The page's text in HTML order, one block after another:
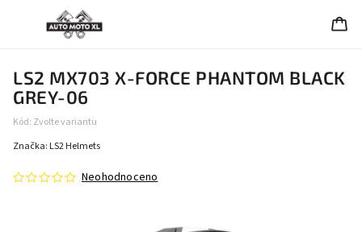
LS2 MX703 X-FORCE PHANTOM BLACK
GREY-06
Kód: Zvolte variantu
Neohodnoceno
Značka: LS2 Helmets